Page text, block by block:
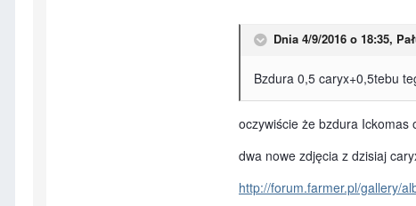
Dnia 4/9/2016 o 18:35,
Bzdura 0,5 caryx+0,5tebu
oczywiście że bzdura Ickomas
dwa nowe zdjęcia z dzisiaj
http://forum.farmer.pl/gallery/